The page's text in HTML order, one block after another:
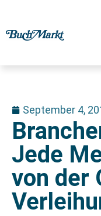
September 4,
Jede
von der